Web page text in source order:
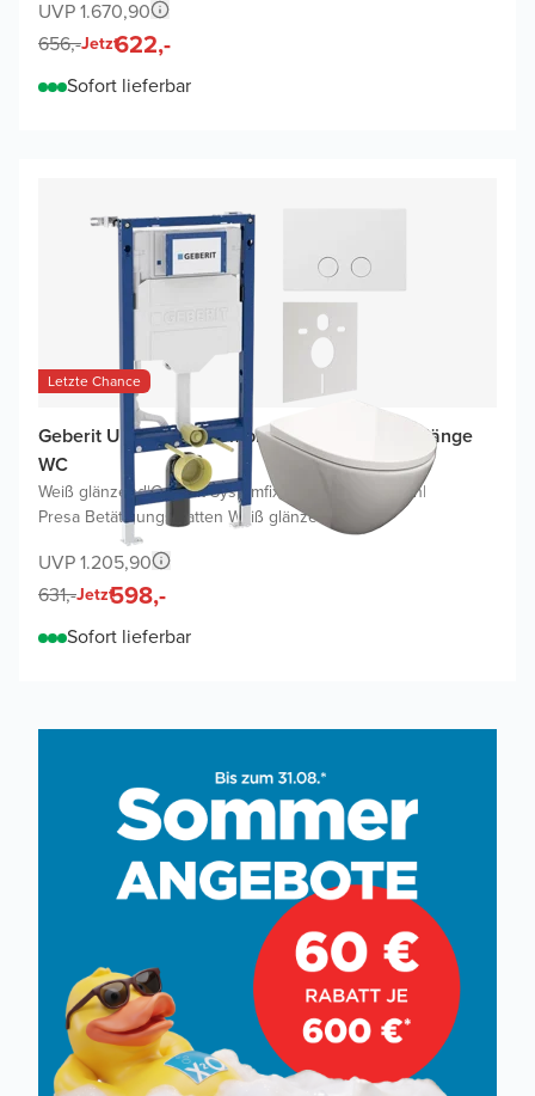
UVP 1.670,90
656,-Jetzt622,-
Sofort lieferbar
Letzte Chance
Geberit UP320 WC Komplettset mit Moreno Hänge
WC
Weiß glänzend|Geberit Systemfix UP320 Spülkasten|
Presa Betätigungsplatten Weiß glänzend
UVP 1.205,90
631,-Jetzt598,-
Sofort lieferbar